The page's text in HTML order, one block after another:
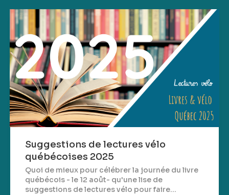
Suggestions de lectures vélo
québécoises 2025
Quoi de mieux pour célébrer la journée du livre
québécois - le 12 août- qu'une lise de
suggestions de lectures vélo pour faire...